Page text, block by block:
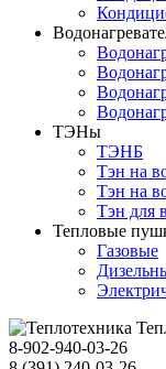
ТЭНы
ТЭНБ
Тэн на
Тэн на
Тэн для
Тепловые
Газовые
8-902-940-03-26